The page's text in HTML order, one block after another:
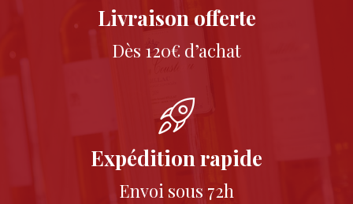
Livraison offerte
Dès 120€ d’achat
Expédition rapide
Envoi sous 72h